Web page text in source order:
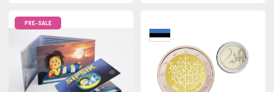
PRE-SALE